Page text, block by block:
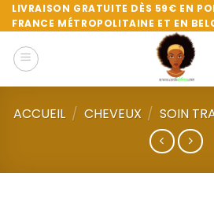
Passer
au
contenu
LIVRAISON GRATUITE DÈS 59€ EN
FRANCE MÉTROPOLITAINE ET EN
ACCUEIL / CHEVEUX / SOIN